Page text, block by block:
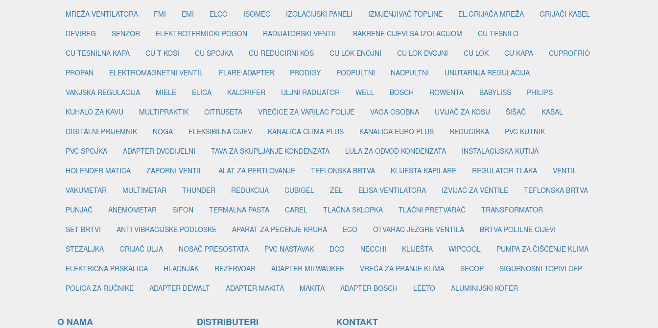
MREŽA VENTILATORA
FMI EMI ELCO ISOMEC IZOLACIJSKI PANELI IZMJENJIVAČ TOPLINE EL.GRIJAČA MREŽA
GRIJAČI KABEL
DEVIREG
SENZOR ELEKTROTERMIČKI POGON RADIJATORSKI VENTIL BAKRENE CIJEVI SA IZOLACIJOM
CU TESNILO
CU TESNILNA KAPA
CU T KOSI CU SPOJKA CU REDUCIRNI KOS CU LOK ENOJNI CU LOK DVOJNI CU LOK CU KAPA
CUPROFRIO
PROPAN
ELEKTROMAGNETNI VENTIL FLARE ADAPTER PRODIGY PODPULTNI NADPULTNI
UNUTARNJA REGULACIJA
VANJSKA REGULACIJA
MIELE ELICA KALORIFER ULJNI RADIJATOR WELL BOSCH ROWENTA BABYLISS
PHILIPS
KUHALO ZA KAVU
MULTIPRAKTIK CITRUSETA VREĆICE ZA VARILAC FOLIJE VAGA OSOBNA UVIJAČ ZA KOSU ŠIŠAČ
KABAL
DIGITALNI PRIJEMNIK
NOGA FLEKSIBILNA CIJEV KANALICA CLIMA PLUS KANALICA EURO PLUS REDUCIRKA
PVC KUTNIK
PVC SPOJKA
ADAPTER DVODIJELNI TAVA ZA SKUPLJANJE KONDENZATA LULA ZA ODVOD KONDENZATA
INSTALACIJSKA KUTIJA
HOLENDER MATICA
ZAPORNI VENTIL ALAT ZA PERTLOVANJE TEFLONSKA BRTVA KLIJEŠTA KAPILARE REGULATOR TLAKA
VENTIL
VAKUMETAR
MULTIMETAR THUNDER REDUKCIJA CUBIGEL ZEL ELISA VENTILATORA IZVIJAČ ZA VENTILE
TEFLONSKA BRTVA
PUNJAČ
ANEMOMETAR SIFON TERMALNA PASTA CAREL TLAČNA SKLOPKA TLAČNI PRETVARAČ
TRANSFORMATOR
SET BRTVI
ANTI VIBRACIJSKE PODLOŠKE APARAT ZA PEČENJE KRUHA ECO OTVARAČ JEZGRE VENTILA
BRTVA POLILNE CIJEVI
STEZALJKA
GRIJAČ ULJA NOSAČ PRESOSTATA PVC NASTAVAK DCG NECCHI KLIJEŠTA WIPCOOL
PUMPA ZA ČIŠĆENJE KLIMA
ELEKTRIČNA PRSKALICA
HLADNJAK REZERVOAR ADAPTER MILWAUKEE VREĆA ZA PRANJE KLIMA SECOP
SIGURNOSNI TOPIVI ČEP
POLICA ZA RUČNIKE
ADAPTER DEWALT ADAPTER MAKITA MAKITA ADAPTER BOSCH LEETO ALUMINIJSKI KOFER
O NAMA DISTRIBUTERI KONTAKT